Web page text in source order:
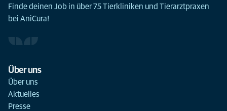
Finde deinen Job in über 75 Tierkliniken und Tierarztpraxen
bei AniCura!
Über uns
Über uns
Aktuelles
Presse